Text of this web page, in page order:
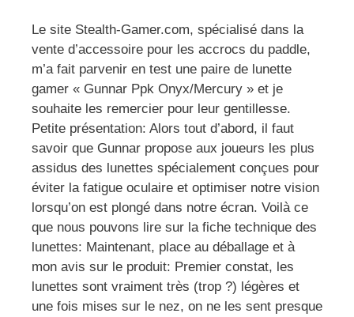
Le site Stealth-Gamer.com, spécialisé dans la
vente d’accessoire pour les accrocs du paddle,
m’a fait parvenir en test une paire de lunette
gamer « Gunnar Ppk Onyx/Mercury » et je
souhaite les remercier pour leur gentillesse.
Petite présentation: Alors tout d’abord, il faut
savoir que Gunnar propose aux joueurs les plus
assidus des lunettes spécialement conçues pour
éviter la fatigue oculaire et optimiser notre vision
lorsqu’on est plongé dans notre écran. Voilà ce
que nous pouvons lire sur la fiche technique des
lunettes: Maintenant, place au déballage et à
mon avis sur le produit: Premier constat, les
lunettes sont vraiment très (trop ?) légères et
une fois mises sur le nez, on ne les sent presque